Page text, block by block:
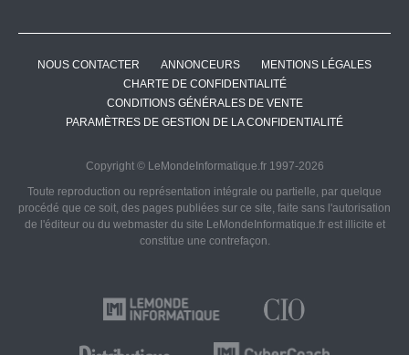
NOUS CONTACTER ANNONCEURS
MENTIONS LÉGALES
CHARTE DE CONFIDENTIALITÉ
CONDITIONS GÉNÉRALES DE VENTE
PARAMÈTRES DE GESTION DE LA CONFIDENTIALITÉ
Copyright © LeMondeInformatique.fr 1997-2026
Toute reproduction ou représentation intégrale ou partielle, par quelque
procédé que ce soit, des pages publiées sur ce site, faite sans l'autorisation
de l'éditeur ou du webmaster du site LeMondeInformatique.fr est illicite et
constitue une contrefaçon.